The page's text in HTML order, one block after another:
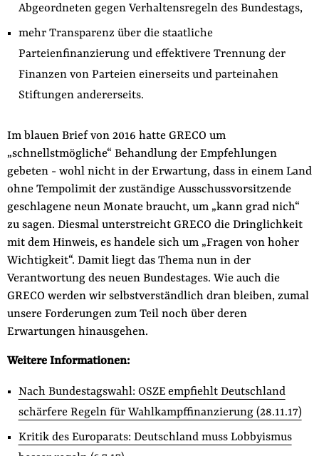
Abgeordneten gegen Verhaltensregeln des Bundestags,
mehr Transparenz über die staatliche
Parteienfinanzierung und effektivere Trennung der
Finanzen von Parteien einerseits und parteinahen
Stiftungen andererseits.
Im blauen Brief von 2016 hatte GRECO um
„schnellstmögliche“ Behandlung der Empfehlungen
gebeten - wohl nicht in der Erwartung, dass in einem Land
ohne Tempolimit der zuständige Ausschussvorsitzende
geschlagene neun Monate braucht, um „kann grad nich“
zu sagen. Diesmal unterstreicht GRECO die Dringlichkeit
mit dem Hinweis, es handele sich um „Fragen von hoher
Wichtigkeit“. Damit liegt das Thema nun in der
Verantwortung des neuen Bundestages. Wie auch die
GRECO werden wir selbstverständlich dran bleiben, zumal
unsere Forderungen zum Teil noch über deren
Erwartungen hinausgehen.
Weitere Informationen:
Nach Bundestagswahl: OSZE empfiehlt Deutschland
schärfere Regeln für Wahlkampffinanzierung (28.11.17)
Kritik des Europarats: Deutschland muss Lobbyismus